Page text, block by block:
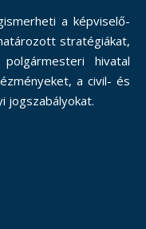
a képviselő-
stratégiákat,
hivatal
a civil- és
jogszabályokat.